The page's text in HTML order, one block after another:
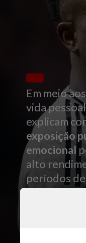
Em meio
vida
explicam
exposição
emocional
alto
períodos